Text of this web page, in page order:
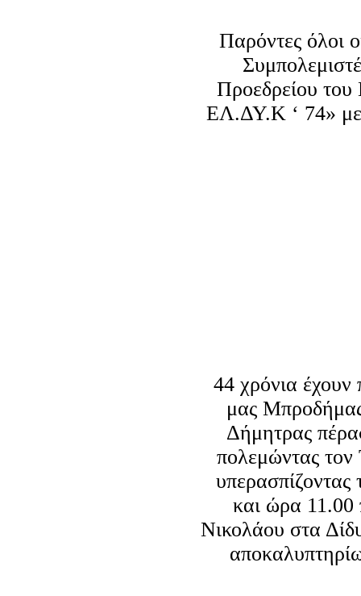
Παρόντες όλοι
Προεδρείου
ΕΛ.ΔΥ.Κ ‘ 74» με
44 χρόνια
μας
Δήμητρας
πολεμώντας
και ώρα 11.00
Νικολάου στα